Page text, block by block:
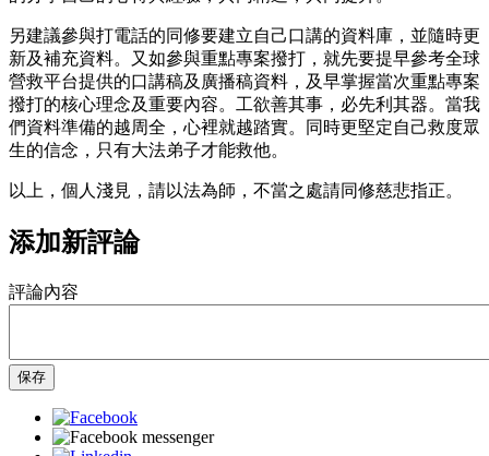
另建議參與打電話的同修要建立自己口講的資料庫，並隨時更
新及補充資料。又如參與重點專案撥打，就先要提早參考全球
營救平台提供的口講稿及廣播稿資料，及早掌握當次重點專案
撥打的核心理念及重要內容。工欲善其事，必先利其器。當我
們資料準備的越周全，心裡就越踏實。同時更堅定自己救度眾
生的信念，只有大法弟子才能救他。
以上，個人淺見，請以法為師，不當之處請同修慈悲指正。
添加新評論
評論內容
保存